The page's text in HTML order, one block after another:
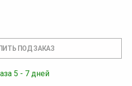
5 - 7 дней